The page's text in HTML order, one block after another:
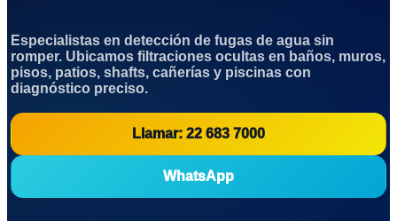
Especialistas en detección de fugas de agua sin
romper. Ubicamos filtraciones ocultas en baños, muros,
pisos, patios, shafts, cañerías y piscinas con
diagnóstico preciso.
Llamar: 22 683 7000
WhatsApp